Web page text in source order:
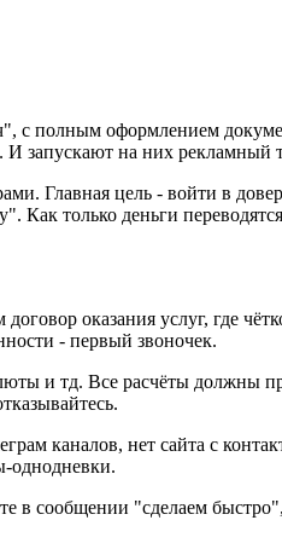
полным оформлением
И запускают на них рекламный
Главная цель - войти в
только деньги
оказания услуг, где
- первый звоночек.
и тд. Все расчёты должны
каналов, нет сайта с
однодневки.
в сообщении "сделаем